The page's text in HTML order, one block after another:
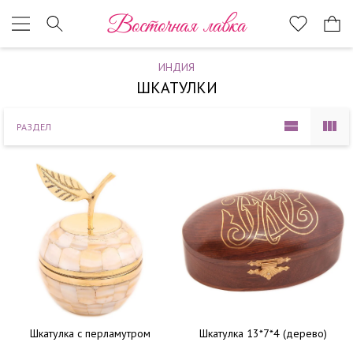
Восточная лавка
ИНДИЯ
ШКАТУЛКИ
РАЗДЕЛ
Шкатулка с перламутром Шкатулка 13*7*4 (дерево)